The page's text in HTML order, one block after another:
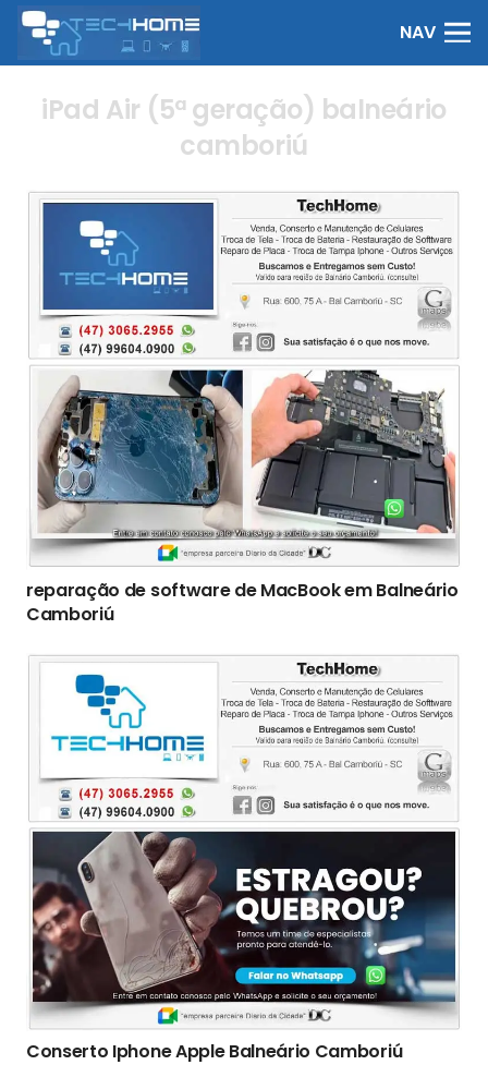
NAV
iPad Air (5ª geração) balneário
camboriú
reparação de software de MacBook em Balneário
Camboriú
Conserto Iphone Apple Balneário Camboriú